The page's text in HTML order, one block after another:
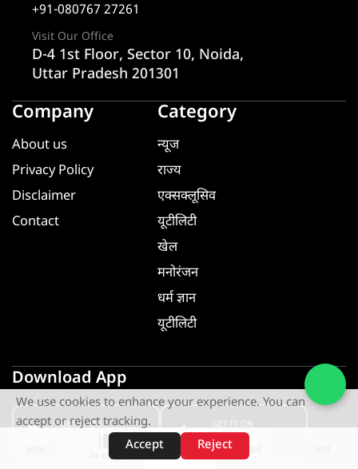
वेब स्टोरीज़
+91-080767 27261
Visit Our Office
D-4 1st Floor, Sector 10, Noida,
Uttar Pradesh 201301
Company
About us
Privacy Policy
Disclaimer
Contact
Category
न्यूज
राज्य
एक्सक्लूसिव
यूटीलिटी
खेल
मनोरंजन
धर्म ज्ञान
यूटीलिटी
Download App
GET IT ON
Google Play
GET IT ON
App Store
We use cookies to enhance your experience. You can
accept or reject tracking.
Accept
Reject